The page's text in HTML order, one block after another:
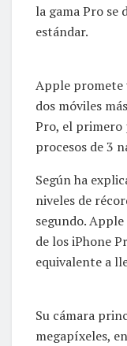
la gama Pro se
estándar.
Apple promete
dos móviles
Pro, el primero
procesos de 3
Según ha
niveles de
segundo.
de los iPhone
equivalente a
Su cámara
megapíxeles,